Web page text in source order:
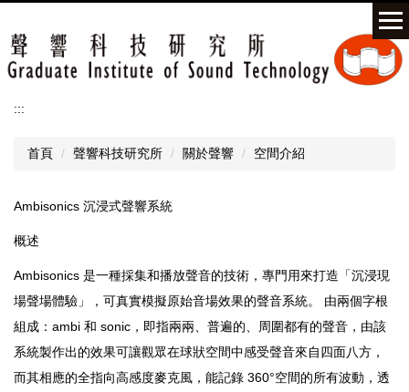
到
主
要
容
:::
首頁 聲響科技研究所 關於聲響 空間介紹
Ambisonics 沉浸式聲響系統
概述
Ambisonics 是一種採集和播放聲音的技術，專門用來打造「沉浸現
場聲場體驗」，可真實模擬原始音場效果的聲音系統。 由兩個字根
組成：ambi 和 sonic，即指兩兩、普遍的、周圍都有的聲音，由該
系統製作出的效果可讓觀眾在球狀空間中感受聲音來自四面八方，
而其相應的全指向高感度麥克風，能記錄 360°空間的所有波動，透